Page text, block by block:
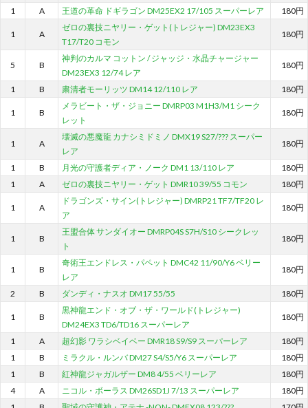
1 A 王道の革命 ドギラゴン DM25EX2 17/105 スーパーレア 180円
1 A
ゼロの裏技ニヤリー・ゲット(トレジャー) DM23EX3
T17/T20 コモン
180円
5 B
神判のカルマ コットン / ジャッジ・水晶チャージャー
DM23EX3 12/74 レア
180円
1 B 粛清者モーリッツ DM14 12/110 レア 180円
1 B
メラビート・ザ・ジョニー DMRP03 M1H3/M1 シーク
レット
180円
1 A
壊滅の悪魔龍 カナシミドミノ DMX19 S27/??? スーパー
レア
180円
1 B 月光の守護者ディア・ノーク DM1 13/110 レア
180円
1
A ゼロの裏技ニヤリー・ゲット DMR10 39/55 コモン 180円
1 A
ドラゴンズ・サイン(トレジャー) DMRP21 TF7/TF20 レ
ア
180円
1 B
王盟合体 サンダイオー DMRP04S S7H/S10 シークレッ
ト
180円
1 B
奇術王エンドレス・パペット DMC42 11/90/Y6 ベリー
レア
180円
2 B ダンディ・ナスオ DM17 55/55 180円
1 B
黒神龍エンド・オブ・ザ・ワールド(トレジャー)
DM24EX3 TD6/TD16 スーパーレア
180円
1 A 超幻影 ワラシベイベー DMR18 S9/S9 スーパーレア
180円
1
B ミラクル・ルンバ DM27 S4/S5/Y6 スーパーレア
180円
1
B 紅神龍ジャガルザー DM8 4/55 ベリーレア
180円
4
A ニコル・ボーラス DM26SD1J 7/13 スーパーレア
180円